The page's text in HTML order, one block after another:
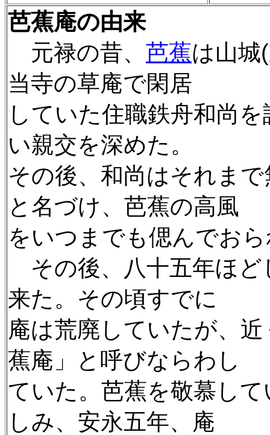
芭蕉庵の由来
元禄の昔、 芭蕉は山城
当寺の草庵で閑居
していた住職鉄舟和尚
い親交を深めた。
その後、和尚はそれま
と名づけ、芭蕉の高風
をいつまでも偲んでお
その後、八十五年ほど
来た。その頃すでに
庵は荒廃していたが、
蕉庵」と呼びならわし
ていた。芭蕉を敬慕し
しみ、安永五年、庵